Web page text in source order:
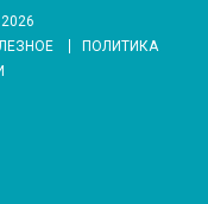
ПОЛИТИКА